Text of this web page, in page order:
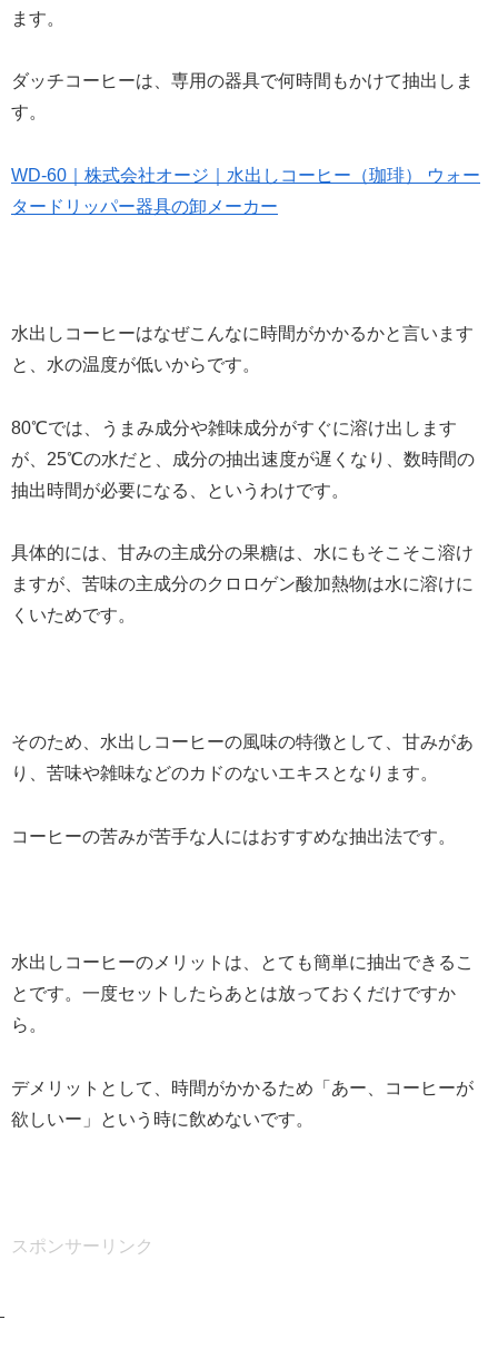
ます。
ダッチコーヒーは、専用の器具で何時間もかけて抽出しま
す。
WD-60｜株式会社オージ｜水出しコーヒー（珈琲） ウォー
タードリッパー器具の卸メーカー
水出しコーヒーはなぜこんなに時間がかかるかと言います
と、水の温度が低いからです。
80℃では、うまみ成分や雑味成分がすぐに溶け出します
が、25℃の水だと、成分の抽出速度が遅くなり、数時間の
抽出時間が必要になる、というわけです。
具体的には、甘みの主成分の果糖は、水にもそこそこ溶け
ますが、苦味の主成分のクロロゲン酸加熱物は水に溶けに
くいためです。
そのため、水出しコーヒーの風味の特徴として、甘みがあ
り、苦味や雑味などのカドのないエキスとなります。
コーヒーの苦みが苦手な人にはおすすめな抽出法です。
水出しコーヒーのメリットは、とても簡単に抽出できるこ
とです。一度セットしたらあとは放っておくだけですか
ら。
デメリットとして、時間がかかるため「あー、コーヒーが
欲しいー」という時に飲めないです。
スポンサーリンク